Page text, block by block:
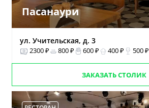
Пасанаури
ул. Учительская, д. 3
2300 ₽ 800 ₽ 600 ₽ 400 ₽ 500 ₽
ЗАКАЗАТЬ СТОЛИК